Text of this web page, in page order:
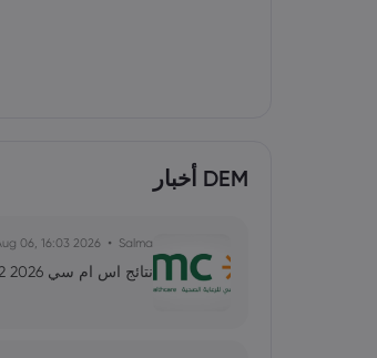
DEM أخبار
Salma
2026 Aug 06, 16:03
نتائج اس ام سي Q2 2026: الأرباح تقفز 24% فما توقعات النمو؟